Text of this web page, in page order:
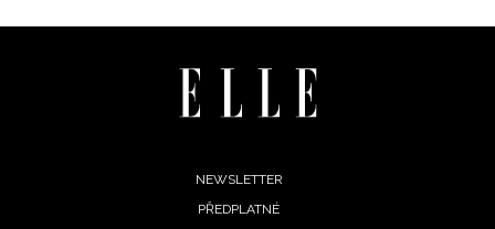
zpracováním údajů k tomuto účelu podle
soukromí BurdaMedia Extra s.r.o., zaškrtněte toto pole.
NEWSLETTER
PŘEDPLATNÉ